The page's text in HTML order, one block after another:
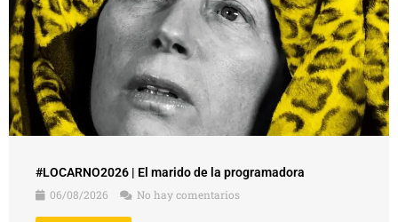
#LOCARNO2026 | El marido de la programadora
06/08/2026
No hay comentarios